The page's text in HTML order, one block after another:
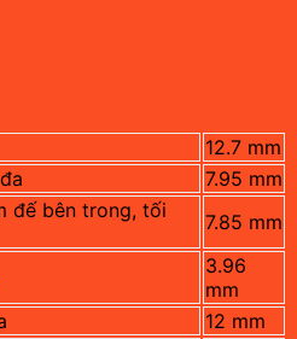
12.7 mm
7.95 mm
đế bên trong, tối
7.85 mm
3.96
mm
12 mm